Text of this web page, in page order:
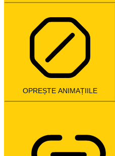
OPREȘTE ANIMAȚIILE